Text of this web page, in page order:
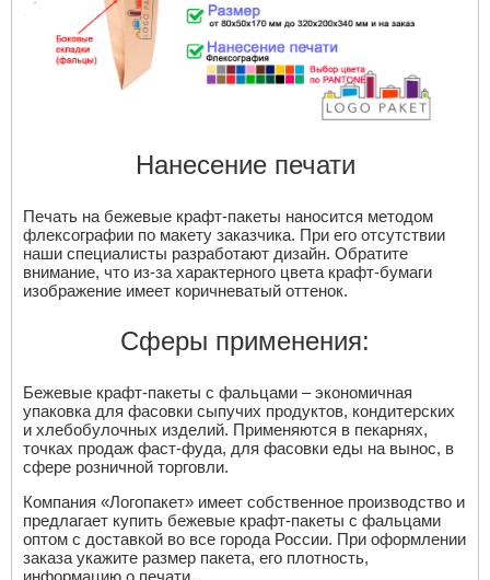
Нанесение печати
Печать на бежевые крафт-пакеты наносится методом
флексографии по макету заказчика. При его отсутствии
наши специалисты разработают дизайн. Обратите
внимание, что из-за характерного цвета крафт-бумаги
изображение имеет коричневатый оттенок.
Сферы применения:
Бежевые крафт-пакеты с фальцами – экономичная
упаковка для фасовки сыпучих продуктов, кондитерских
и хлебобулочных изделий. Применяются в пекарнях,
точках продаж фаст-фуда, для фасовки еды на вынос, в
сфере розничной торговли.
Компания «Логопакет» имеет собственное производство и
предлагает купить бежевые крафт-пакеты с фальцами
оптом с доставкой во все города России. При оформлении
заказа укажите размер пакета, его плотность,
информацию о печати.